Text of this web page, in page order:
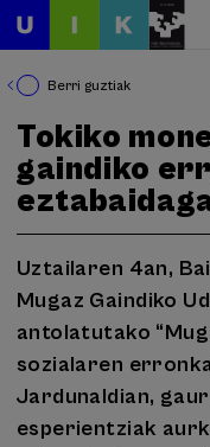
Berri guztiak
Tokiko
gaindiko
Uztailaren 4an,
Mugaz Gaindiko
antolatutako
sozialaren
Jardunaldian,
esperientziak